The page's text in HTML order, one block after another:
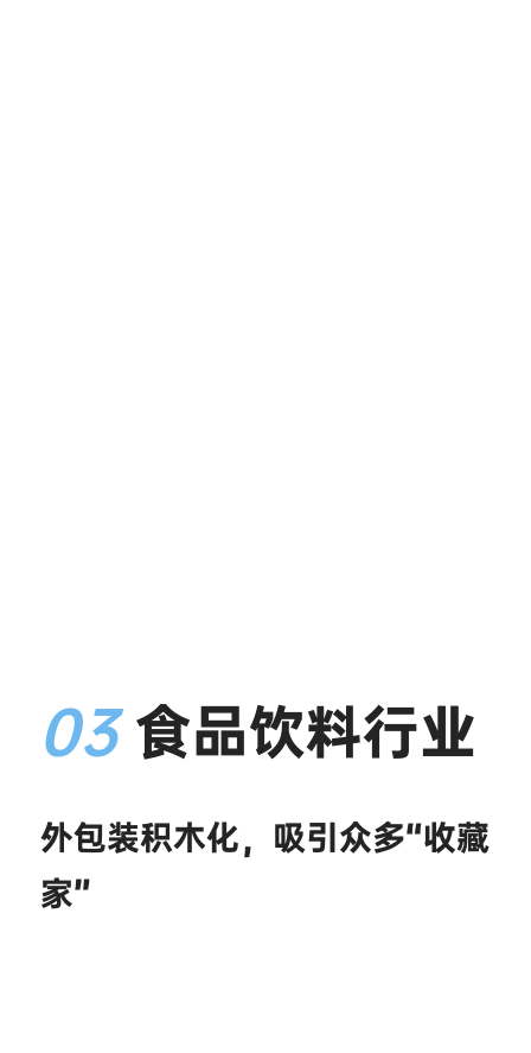
03 食品饮料行业
外包装积木化，吸引众多“收藏
家”